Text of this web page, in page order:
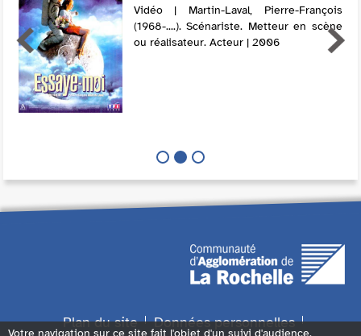
Vidéo | Martin-Laval, Pierre-François
(1968-....). Scénariste. Metteur en scène
ou réalisateur. Acteur | 2006
Plan du site
Données personnelles
Votre navigation sur ce site fait l'objet d'un suivi d'audience.